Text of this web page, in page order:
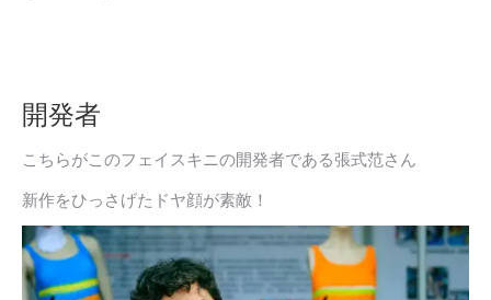
開発者
こちらがこのフェイスキニの開発者である張式范さん
新作をひっさげたドヤ顔が素敵！